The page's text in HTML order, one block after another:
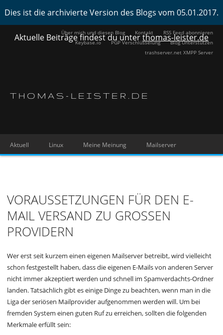
Dies ist die archivierte Version des Blogs vom 05.01.2017.
Aktuelle Beiträge findest du unterthomas-leister.de
RSS Feed abonnieren
Kontakt
Über mich und diesen Blog
Blog Unterstützen
PGP Verschlüsselung
Keybase.io
trashserver.net XMPP Server
THOMAS-LEISTER.DE
Aktuell Linux Meine Meinung Mailserver
VORAUSSETZUNGEN FÜR DEN E-
MAIL VERSAND ZU GROSSEN P
ROVIDERN
Wer erst seit kurzem einen eigenen Mailserver betreibt, wird vielleicht
schon festgestellt haben, dass die eigenen E-Mails von anderen Server
nicht immer akzeptiert werden und schnell im Spamverdachts-Ordner
landen. Tatsächlich gibt es einige Dinge zu beachten, wenn man in die
Liga der seriösen Mailprovider aufgenommen werden will. Um bei
fremden System einen guten Ruf zu erreichen, sollten die folgenden
Merkmale erfüllt sein: